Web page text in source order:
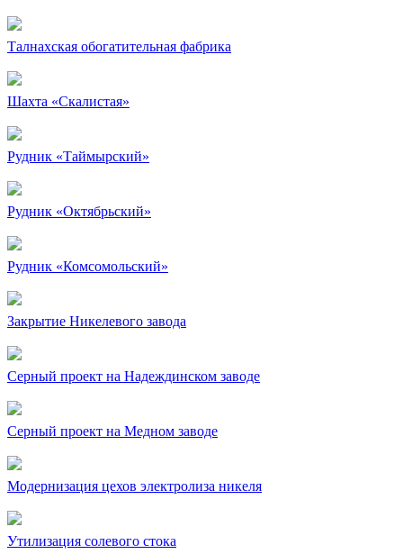
Талнахская обогатительная фабрика
Шахта «Скалистая»
Рудник «Таймырский»
Рудник «Октябрьский»
Рудник «Комсомольский»
Закрытие Никелевого завода
Серный проект на Надеждинском заводе
Серный проект на Медном заводе
Модернизация цехов электролиза никеля
Утилизация солевого стока